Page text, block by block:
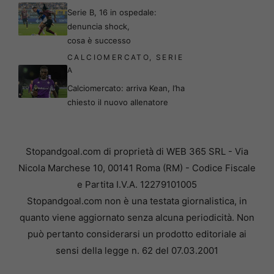
Serie B, 16 in ospedale:
denuncia shock,
cosa è successo
CALCIOMERCATO
SERIE
A
Calciomercato: arriva Kean, l’ha
chiesto il nuovo allenatore
Stopandgoal.com di proprietà di WEB 365 SRL - Via
Nicola Marchese 10, 00141 Roma (RM) - Codice Fiscale
e Partita I.V.A. 12279101005
Stopandgoal.com non è una testata giornalistica, in
quanto viene aggiornato senza alcuna periodicità. Non
può pertanto considerarsi un prodotto editoriale ai
sensi della legge n. 62 del 07.03.2001